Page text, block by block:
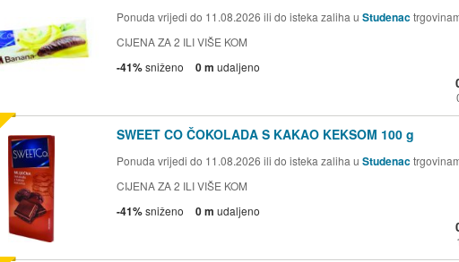
Ponuda vrijedi do 11.08.2026 ili do isteka zaliha u Studenac
CIJENA ZA 2 ILI VIŠE KOM
-41%sniženo 0 m udaljeno
SWEET CO ČOKOLADA S KAKAO KEKSOM 100 g
Ponuda vrijedi do 11.08.2026 ili do isteka zaliha u Studenac
CIJENA ZA 2 ILI VIŠE KOM
-41%sniženo 0 m udaljeno